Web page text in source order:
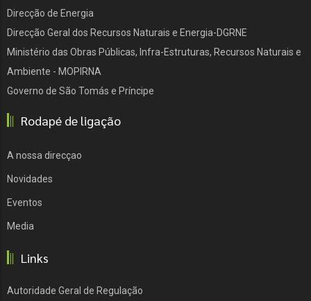
Direcção de Energia
Direcção Geral dos Recursos Naturais e Energia-DGRNE
Ministério das Obras Públicas, Infra-Estruturas, Recursos Naturais e
Ambiente - MOPIRNA
Governo de São Tomás e Príncipe
Rodapé de ligação
A nossa direcçao
Novidades
Eventos
Media
Links
Autoridade Geral de Regulação